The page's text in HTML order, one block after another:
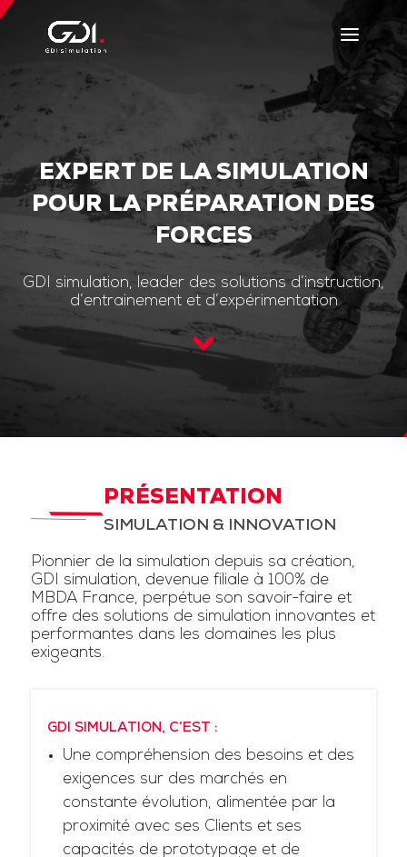
EXPERT DE LA SIMULATION
POUR LA PRÉPARATION DES
FORCES
GDI simulation, leader des solutions d’instruction,
d’entrainement et d’expérimentation
PRÉSENTATION
SIMULATION & INNOVATION
Pionnier de la simulation depuis sa création,
GDI simulation, devenue filiale à 100% de
MBDA France, perpétue son savoir-faire et
offre des solutions de simulation innovantes et
performantes dans les domaines les plus
exigeants.
GDI SIMULATION, C’EST :
Une compréhension des besoins et des
exigences sur des marchés en
constante évolution, alimentée par la
proximité avec ses Clients et ses
capacités de prototypage et de